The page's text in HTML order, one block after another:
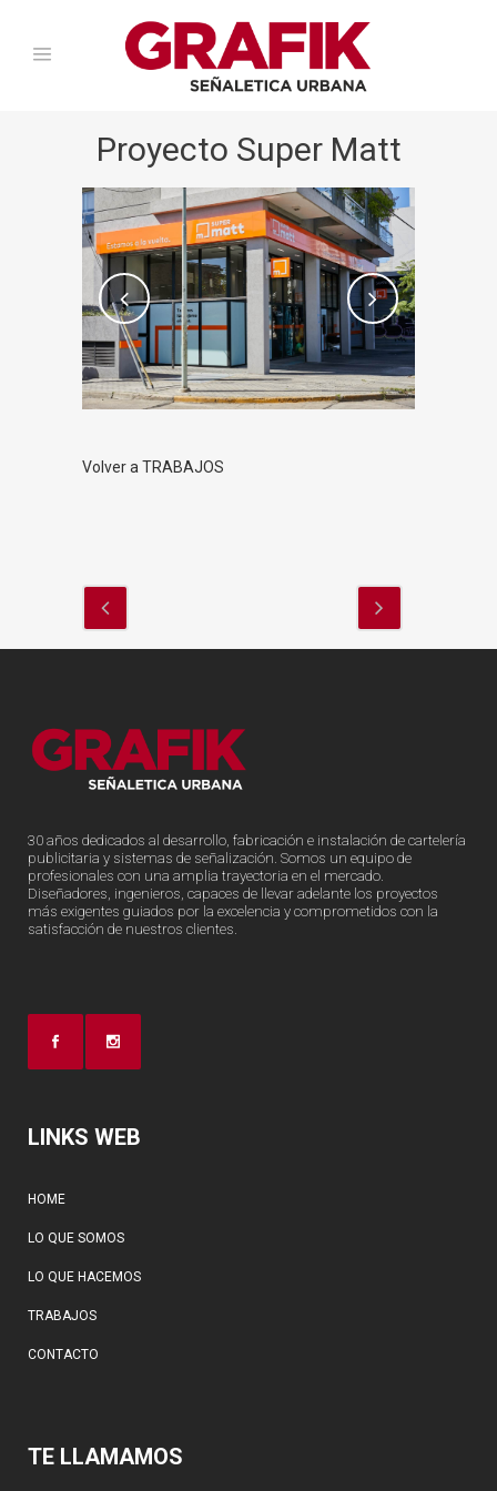
Proyecto Super Matt
Volver a TRABAJOS
30 años dedicados al desarrollo, fabricación e instalación de cartelería
publicitaria y sistemas de señalización. Somos un equipo de
profesionales con una amplia trayectoria en el mercado.
Diseñadores, ingenieros, capaces de llevar adelante los proyectos
más exigentes guiados por la excelencia y comprometidos con la
satisfacción de nuestros clientes.
LINKS WEB
HOME
LO QUE SOMOS
LO QUE HACEMOS
TRABAJOS
CONTACTO
TE LLAMAMOS